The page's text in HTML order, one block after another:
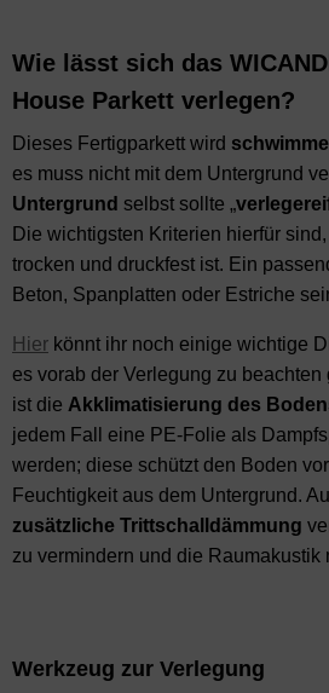
Wie lässt sich das
House Parkett verlegen?
Dieses Fertigparkett wird
es muss nicht mit dem Untergrund
Untergrund selbst sollte „
Die wichtigsten Kriterien hierfür
trocken und druckfest ist. Ein
Beton, Spanplatten oder Estriche
Hier könnt ihr noch einige wichtige
es vorab der Verlegung zu
ist die Akklimatisierung des
jedem Fall eine PE-Folie als
werden; diese schützt den Boden
Feuchtigkeit aus dem Untergrund.
zusätzliche Trittschalldämmung
zu vermindern und die Raumakustik
Werkzeug zur Verlegung